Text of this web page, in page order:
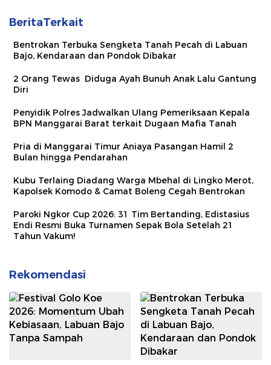
BeritaTerkait
Bentrokan Terbuka Sengketa Tanah Pecah di Labuan
Bajo, Kendaraan dan Pondok Dibakar
2 Orang Tewas Diduga Ayah Bunuh Anak Lalu Gantung
Diri
Penyidik Polres Jadwalkan Ulang Pemeriksaan Kepala
BPN Manggarai Barat terkait Dugaan Mafia Tanah
Pria di Manggarai Timur Aniaya Pasangan Hamil 2
Bulan hingga Pendarahan
Kubu Terlaing Diadang Warga Mbehal di Lingko Merot,
Kapolsek Komodo & Camat Boleng Cegah Bentrokan
Paroki Ngkor Cup 2026: 31 Tim Bertanding, Edistasius
Endi Resmi Buka Turnamen Sepak Bola Setelah 21
Tahun Vakum!
Rekomendasi